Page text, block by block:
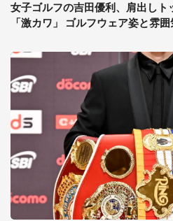
女子ゴルフの吉田優利、肩出し
「激カワ」 ゴルフウェア姿と雰